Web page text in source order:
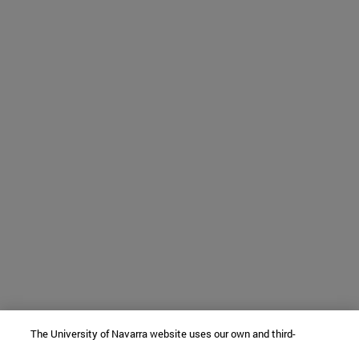
The University of Navarra website uses our own and third-